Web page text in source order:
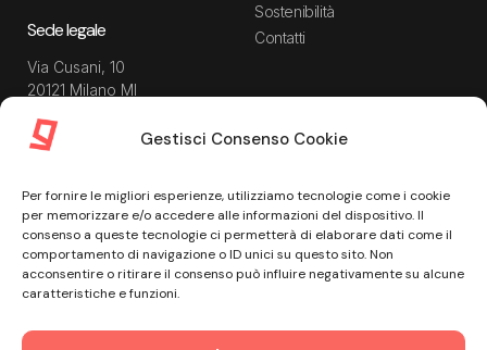
Gestisci Consenso Cookie
Per fornire le migliori esperienze, utilizziamo tecnologie come i cookie
per memorizzare e/o accedere alle informazioni del dispositivo. Il
consenso a queste tecnologie ci permetterà di elaborare dati come il
comportamento di navigazione o ID unici su questo sito. Non
acconsentire o ritirare il consenso può influire negativamente su alcune
caratteristiche e funzioni.
Sede legale
Via Cusani, 10
20121 Milano MI
Sostenibilità
Contatti
Guide
Modulistica
Webinar
Centro assistenza
Privacy Policy
Data Processing Agreement
Termini e condizioni di
servizio
Informativa Privacy Recruiting